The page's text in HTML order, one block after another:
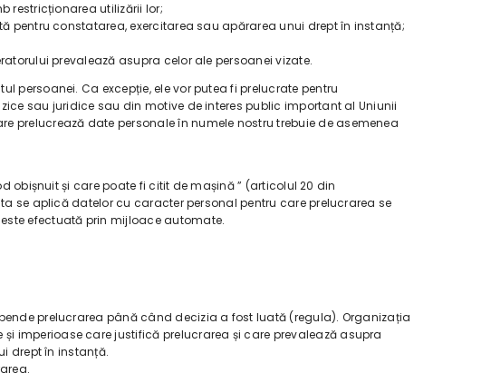
restricționarea utilizării lor;
pentru constatarea, exercitarea sau apărarea unui drept în instanță;
prevalează asupra celor ale persoanei vizate.
persoanei. Ca excepție, ele vor putea fi prelucrate pentru
sau juridice sau din motive de interes public important al Uniunii
date personale în numele nostru trebuie de asemenea
obișnuit și care poate fi citit de mașină ” (articolul 20 din
se aplică datelor cu caracter personal pentru care prelucrarea se
efectuată prin mijloace automate.
prelucrarea până când decizia a fost luată (regula). Organizația
imperioase care justifică prelucrarea și care prevalează asupra
drept în instanță.